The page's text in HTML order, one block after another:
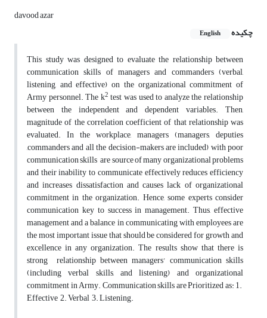
davood azar
چکیده
English
This study was designed to evaluate the relationship between
communication skills of managers and commanders (verbal,
listening, and effective) on the organizational commitment of
Army personnel. The k2 test was used to analyze the relationship
between the independent and dependent variables. Then,
magnitude of the correlation coefficient of that relationship was
evaluated. In the workplace, managers (managers, deputies
,commanders and all the decision-makers are included) with poor
communication skills are source of many organizational problems
and their inability to communicate effectively reduces efficiency
and increases dissatisfaction and causes lack of organizational
commitment in the organization. Hence, some experts consider
communication key to success in management. Thus, effective
management and a balance in communicating with employees are
the most important issue that should be considered for growth and
excellence in any organization. The results show that there is
strong relationship between managers' communication skills
(including verbal skills, and listening) and organizational
commitment in Army. Communication skills are Prioritized as: 1.
Effective 2. Verbal 3. Listening.